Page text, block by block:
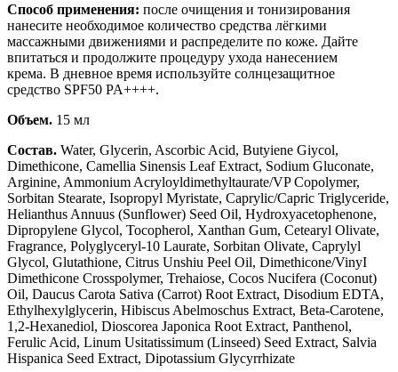
Способ применения: после очищения и тонизирования
нанесите необходимое количество средства лёгкими
массажными движениями и распределите по коже. Дайте
впитаться и продолжите процедуру ухода нанесением
крема. В дневное время используйте солнцезащитное
средство SPF50 PA++++.
Объем. 15 мл
Состав. Water, Glycerin, Ascorbic Acid, Butyiene Giycol,
Dimethicone, Camellia Sinensis Leaf Extract, Sodium Gluconate,
Arginine, Ammonium Acryloyldimethyltaurate/VP Copolymer,
Sorbitan Stearate, Isopropyl Myristate, Caprylic/Capric Triglyceride,
Helianthus Annuus (Sunflower) Seed Oil, Hydroxyacetophenone,
Dipropylene Glycol, Tocopherol, Xanthan Gum, Cetearyl Olivate,
Fragrance, Polyglyceryl-10 Laurate, Sorbitan Olivate, Caprylyl
Glycol, Glutathione, Citrus Unshiu Peel Oil, Dimethicone/VinyI
Dimethicone Crosspolymer, Trehaiose, Cocos Nucifera (Coconut)
Oil, Daucus Carota Sativa (Carrot) Root Extract, Disodium EDTA,
Ethylhexylglycerin, Hibiscus Abelmoschus Extract, Beta-Carotene,
1,2-Hexanediol, Dioscorea Japonica Root Extract, Panthenol,
Ferulic Acid, Linum Usitatissimum (Linseed) Seed Extract, Salvia
Hispanica Seed Extract, Dipotassium Glycyrrhizate